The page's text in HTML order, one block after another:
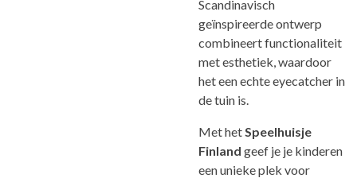
Scandinavisch
geïnspireerde ontwerp
combineert functionaliteit
met esthetiek, waardoor
het een echte eyecatcher in
de tuin is.
Met hetSpeelhuisje
Finland geef je je kinderen
een unieke plek voor